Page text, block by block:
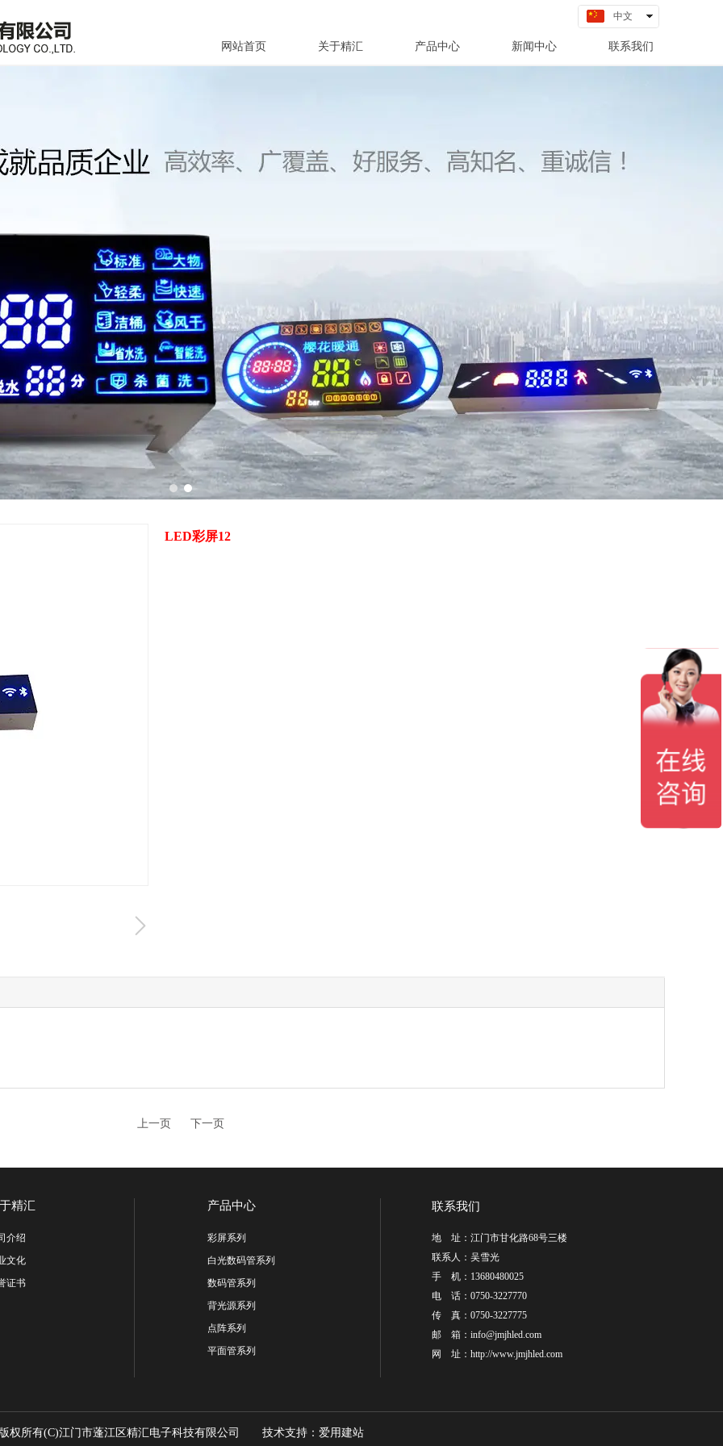
中文
English
网站首页 关于精汇 产品中心 新闻中心 联系我们
2
LED彩屏12
上一页 下一页
联系我们
地 址：江门市甘化路68号三楼
联系人：吴雪光
手 机：13680480025
电 话：0750-3227770
传 真：0750-3227775
邮 箱： info@jmjhled.com
网 址： http://www.jmjhled.com
精汇
介绍
文化
证书
产品中心
彩屏系列
白光数码管系列
数码管系列
背光源系列
点阵系列
平面管系列
权所有(C)江门市蓬江区精汇电子科技有限公司 技术支持： 爱用建站